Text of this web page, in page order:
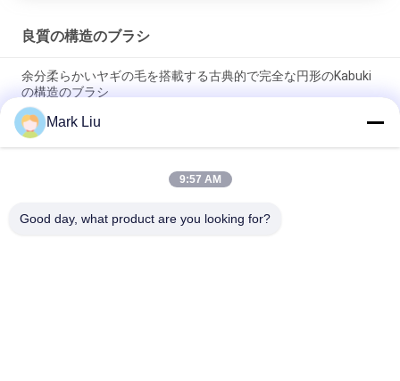
良質の構造のブラシ
余分柔らかいヤギの毛を搭載する古典的で完全な円形のKabuki
の構造のブラシ
Voniraの美大きいファンのヤギの毛の構造のブラシ/木製のハン
ドルの上限の構造のブラシ
超柔らかいヤギの毛の黒い木製のハンドルが付いている薄い頬
Mark Liu
9:57 AM
Good day, what product are you looking for?